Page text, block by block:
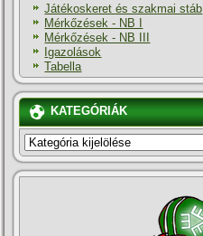
Játékoskeret és szakmai stáb
Mérkőzések - NB I
Mérkőzések - NB III
Igazolások
Tabella
KATEGÓRIÁK
KATEGÓRIÁK